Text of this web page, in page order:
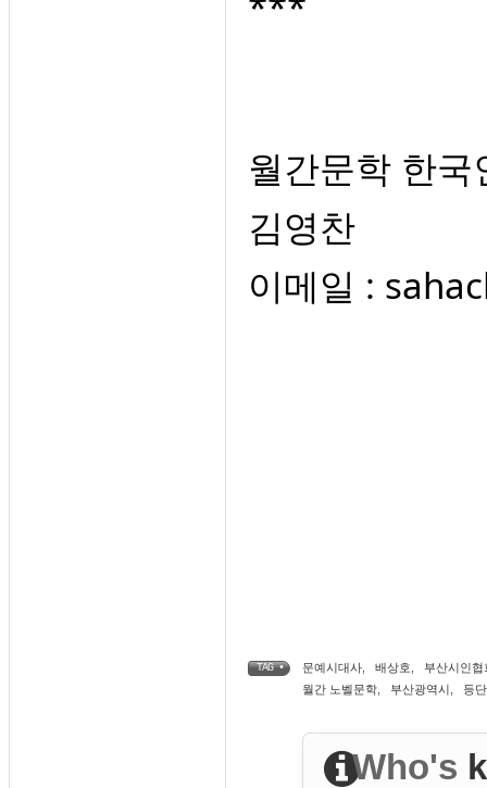
월간문학 한국
김영찬
이메일 :
TAG • 문예시대사 배상호
부산시인협
월간 노벨문학
부산광역시 등단
Who's